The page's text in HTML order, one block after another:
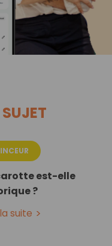
est-elle
?
suite